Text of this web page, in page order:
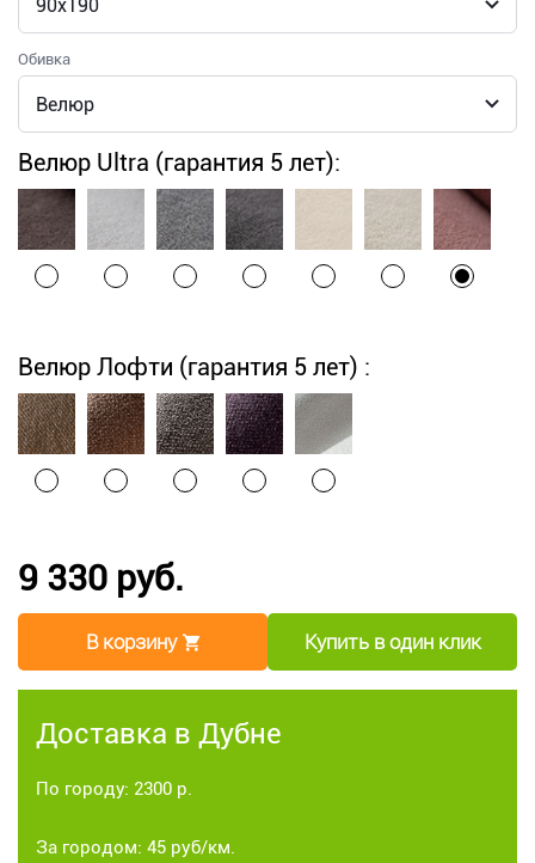
Обивка
Велюр Ultra (гарантия 5 лет):
Велюр Лофти (гарантия 5 лет) :
9 330 руб.
В корзину Купить в один клик
Доставка в Дубне
По городу: 2300 р.
За городом: 45 руб/км.